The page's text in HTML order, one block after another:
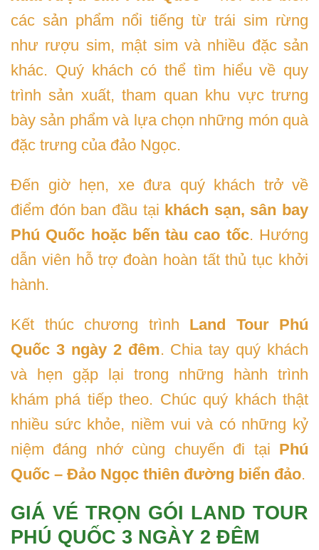
các sản phẩm nổi tiếng từ trái sim rừng
như rượu sim, mật sim và nhiều đặc sản
khác. Quý khách có thể tìm hiểu về quy
trình sản xuất, tham quan khu vực trưng
bày sản phẩm và lựa chọn những món quà
đặc trưng của đảo Ngọc.
Đến giờ hẹn, xe đưa quý khách trở về
điểm đón ban đầu tại khách sạn, sân bay
Phú Quốc hoặc bến tàu cao tốc. Hướng
dẫn viên hỗ trợ đoàn hoàn tất thủ tục khởi
hành.
Kết thúc chương trình Land Tour Phú
Quốc 3 ngày 2 đêm. Chia tay quý khách
và hẹn gặp lại trong những hành trình
khám phá tiếp theo. Chúc quý khách thật
nhiều sức khỏe, niềm vui và có những kỷ
niệm đáng nhớ cùng chuyến đi tại Phú
Quốc – Đảo Ngọc thiên đường biển đảo.
GIÁ VÉ TRỌN GÓI LAND TOUR
PHÚ QUỐC 3 NGÀY 2 ĐÊM